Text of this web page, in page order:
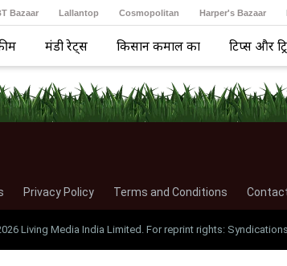
Bazaar Lallantop Cosmopolitan Harper's Bazaar
मंडी रेट्स किसान कमाल का टिप्स और
Privacy Policy Terms and Conditions
Living Media India Limited. For reprint rights: